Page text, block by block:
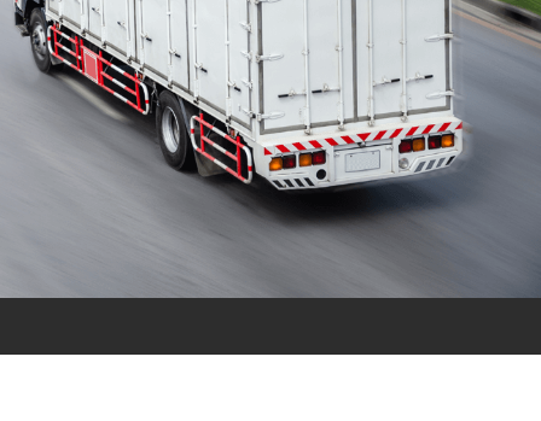
mudar de endereço, deixe tudo conosco e
conte com uma empresa de tradição no
mercado de transporte de móveis.
ORÇAMENTO